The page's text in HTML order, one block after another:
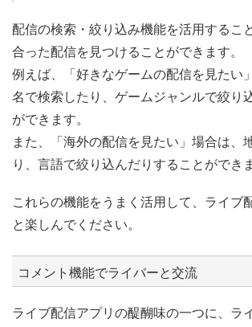
配信の検索・絞り込み機能を活用するこ
合った配信を見つけることができます。
例えば、「好きなゲームの配信を見たい
名で検索したり、ゲームジャンルで絞り
ができます。
また、「海外の配信を見たい」場合は、
り、言語で絞り込んだりすることができ
これらの機能をうまく活用して、ライブ
と楽しんでください。
コメント機能でライバーと交流
ライブ配信アプリの醍醐味の一つに、ラ